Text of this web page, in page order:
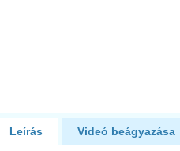
Leírás Videó beágyazása